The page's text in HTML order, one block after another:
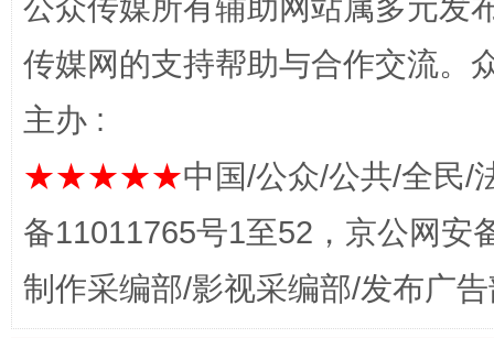
习近平的博鳌关键词
魏明亮
公众传媒所有辅助网站属多元发
传媒网的支持帮助与合作交流。
主办 :
★★★★★中国/公众/公共/全民/
备11011765号1至52，京公网安
制作采编部/影视采编部/发布广